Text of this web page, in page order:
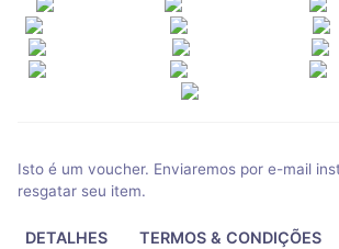
Isto é um voucher. Enviaremos por e-mail
resgatar seu item.
DETALHES TERMOS & CONDIÇÕES